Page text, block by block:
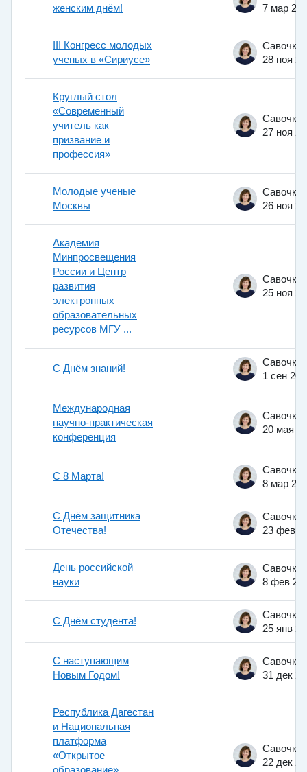
женским днём!
7 мар
III Конгресс молодых
ученых в «Сириусе»
28 ноя
Круглый стол
«Современный
учитель как
призвание и
профессия»
27 ноя
Молодые ученые
Москвы
26 ноя
Академия
Минпросвещения
России и Центр
развития
электронных
образовательных
ресурсов МГУ ...
25 ноя
С Днëм знаний!
1 сен
Международная
научно-практическая
конференция
20 мая
C 8 Марта!
8 мар
С Днём защитника
Отечества!
23 фев
День российской
науки
8 фев
С Днём студента!
25 янв
С наступающим
Новым Годом!
31 дек
Республика Дагестан
и Национальная
платформа
«Открытое
образование»
22 дек